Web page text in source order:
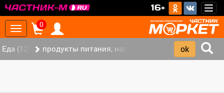
16+
Toggle
navigation
0
Еда (12) продукты питания, напитки (7)